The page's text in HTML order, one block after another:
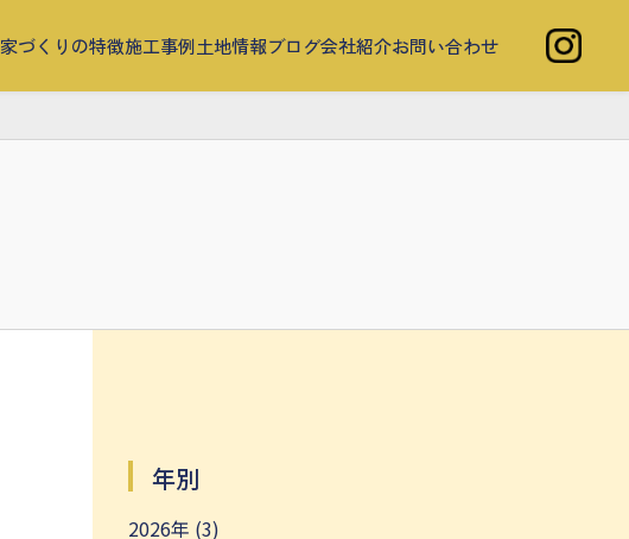
家づくりの特徴施工事例土地情報ブログ会社紹介お問い合わせ
年別
2026年 (3)